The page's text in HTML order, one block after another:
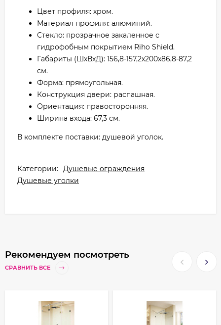
Цвет профиля: хром.
Материал профиля: алюминий.
Стекло: прозрачное закаленное с
гидрофобным покрытием Riho Shield.
Габариты (ШхВхД): 156,8-157,2х200х86,8-87,2
см.
Форма: прямоугольная.
Конструкция двери: распашная.
Ориентация: правосторонняя.
Ширина входа: 67,3 см.
В комплекте поставки: душевой уголок.
Категории: Душевые ограждения
Душевые уголки
Рекомендуем посмотреть
СРАВНИТЬ ВСЕ